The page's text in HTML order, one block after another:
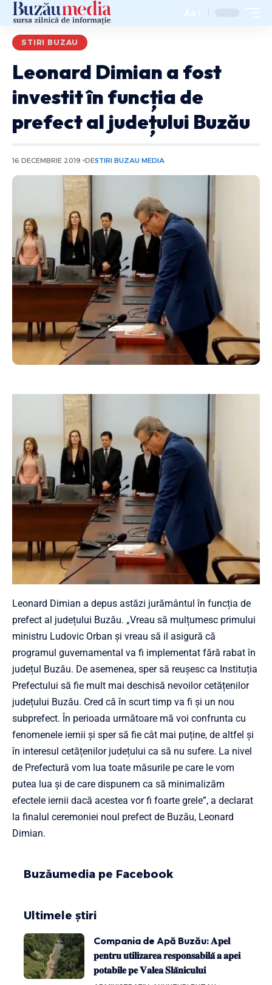
Aa
STIRI BUZAU
Leonard Dimian a fost
investit în funcția de
prefect al județului Buzău
16 DECEMBRIE 2019 DESTIRI BUZAU MEDIA
Leonard Dimian a depus astăzi jurământul în funcția de
prefect al județului Buzău. „Vreau să mulțumesc primului
ministru Ludovic Orban și vreau să il asigură că
programul guvernamental va fi implementat fără rabat în
județul Buzău. De asemenea, sper să reușesc ca Instituția
Prefectului să fie mult mai deschisă nevoilor cetățenilor
județului Buzău. Cred că în scurt timp va fi și un nou
subprefect. În perioada următoare mă voi confrunta cu
fenomenele iernii și sper să fie cât mai puține, de altfel și
în interesul cetățenilor județului ca să nu sufere. La nivel
de Prefectură vom lua toate măsurile pe care le vom
putea lua și de care dispunem ca să minimalizăm
efectele iernii dacă acestea vor fi foarte grele”, a declarat
la finalul ceremoniei noul prefect de Buzău, Leonard
Dimian.
Buzăumedia pe Facebook
Ultimele știri
Compania de Apă Buzău: 𝐀𝐩𝐞𝐥
𝐩𝐞𝐧𝐭𝐫𝐮 𝐮𝐭𝐢𝐥𝐢𝐳𝐚𝐫𝐞𝐚 𝐫𝐞𝐬𝐩𝐨𝐧𝐬𝐚𝐛𝐢𝐥𝐚̆ 𝐚 𝐚𝐩𝐞𝐢
𝐩𝐨𝐭𝐚𝐛𝐢𝐥𝐞 𝐩𝐞 𝐕𝐚𝐥𝐞𝐚 𝐒𝐥𝐚̆𝐧𝐢𝐜𝐮𝐥𝐮𝐢